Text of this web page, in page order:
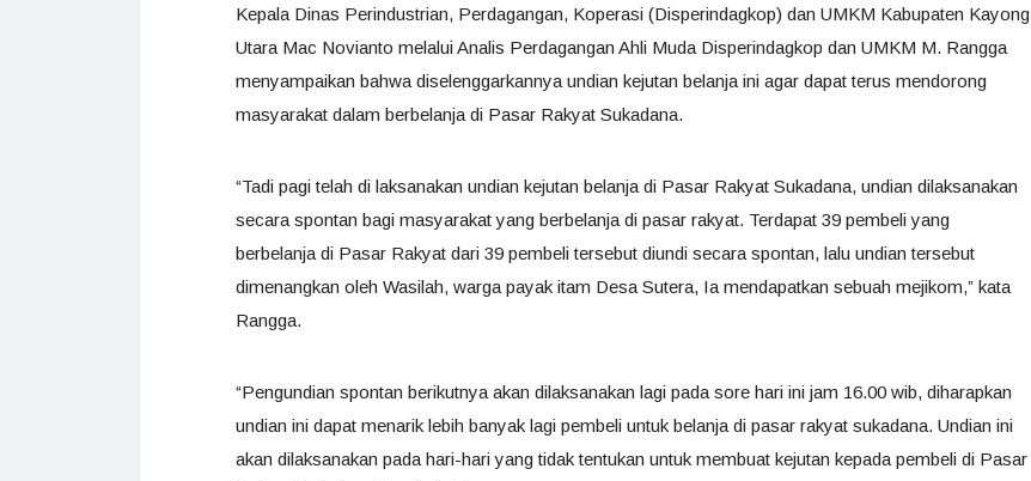
Kepala Dinas Perindustrian, Perdagangan, Koperasi (Disperindagkop) dan UMKM Kabupaten Kayong
Utara Mac Novianto melalui Analis Perdagangan Ahli Muda Disperindagkop dan UMKM M. Rangga
menyampaikan bahwa diselenggarkannya undian kejutan belanja ini agar dapat terus mendorong
masyarakat dalam berbelanja di Pasar Rakyat Sukadana.
“Tadi pagi telah di laksanakan undian kejutan belanja di Pasar Rakyat Sukadana, undian dilaksanakan
secara spontan bagi masyarakat yang berbelanja di pasar rakyat. Terdapat 39 pembeli yang
berbelanja di Pasar Rakyat dari 39 pembeli tersebut diundi secara spontan, lalu undian tersebut
dimenangkan oleh Wasilah, warga payak itam Desa Sutera, Ia mendapatkan sebuah mejikom,” kata
Rangga.
“Pengundian spontan berikutnya akan dilaksanakan lagi pada sore hari ini jam 16.00 wib, diharapkan
undian ini dapat menarik lebih banyak lagi pembeli untuk belanja di pasar rakyat sukadana. Undian ini
akan dilaksanakan pada hari-hari yang tidak tentukan untuk membuat kejutan kepada pembeli di Pasar